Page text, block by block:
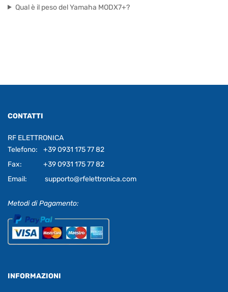
Qual è il peso del Yamaha MODX7+?
CONTATTI
RF ELETTRONICA
Telefono:
+39 0931 175 77 82
Fax:
+39 0931 175 77 82
Email:
supporto@rfelettronica.com
Metodi di Pagamento:
INFORMAZIONI